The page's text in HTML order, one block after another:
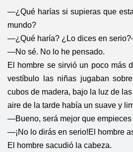
—¿Qué harías si supieras que
mundo?
—¿Qué haría? ¿Lo dices en serio?
—No sé. No lo he pensado.
El hombre se sirvió un poco más
vestíbulo las niñas jugaban
cubos de madera, bajo la luz de
aire de la tarde había un suave y
—Bueno, será mejor que empieces
—¡No lo dirás en serio!El hombre
El hombre sacudió la cabeza.